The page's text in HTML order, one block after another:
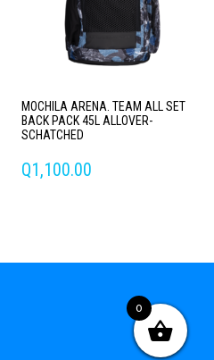
MOCHILA ARENA. TEAM ALL SET
BACK PACK 45L ALLOVER-
SCHATCHED
Q1,100.00
0